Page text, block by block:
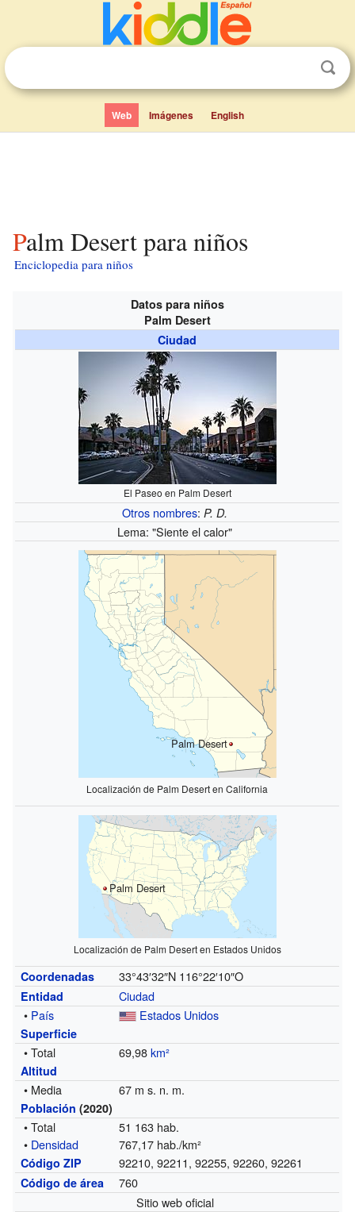
Web Imágenes English
Palm Desert para niños
Enciclopedia para niños
Datos para niños
Palm Desert
Ciudad
El Paseo en Palm Desert
Otros nombres:P. D.
Lema: "Siente el calor"
Palm Desert
Localización de Palm Desert en California
Palm Desert
Localización de Palm Desert en Estados Unidos
Coordenadas 33°43′32″N 116°22′10″O
Entidad
Ciudad
• País Estados Unidos
Superficie
• Total 69,98km²
Altitud
• Media 67 m s. n. m.
Población (2020)
• Total
51 163 hab.
• Densidad 767,17 hab./km²
Código ZIP 92210, 92211, 92255, 92260, 92261
Código de área
760
Sitio web oficial